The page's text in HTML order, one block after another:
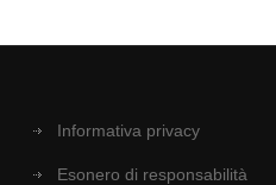
Informativa privacy
Esonero di responsabilità